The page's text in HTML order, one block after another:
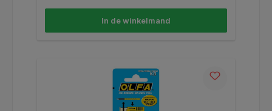
In de winkelmand